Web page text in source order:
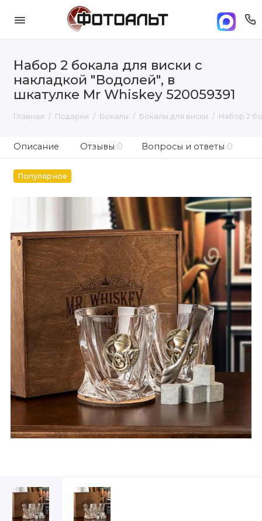
Набор 2 бокала для виски с
накладкой "Водолей", в
шкатулке Mr Whiskey 520059391
Главная Подарки Бокалы Бокалы для виски Набор 2
Описание Отзывы 0 Вопросы и ответы 0
Популярное